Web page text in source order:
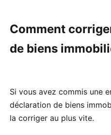
Comment
de biens
Si vous avez commis une
déclaration de biens
la corriger au plus vite.